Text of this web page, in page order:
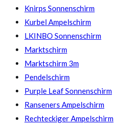
Knirps Sonnenschirm
Kurbel Ampelschirm
LKINBO Sonnenschirm
Marktschirm
Marktschirm 3m
Pendelschirm
Purple Leaf Sonnenschirm
Ranseners Ampelschirm
Rechteckiger Ampelschirm